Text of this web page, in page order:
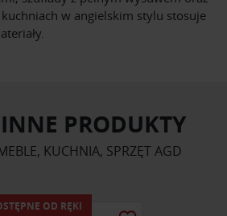
w angielskim stylu stosuje
PRODUKTY
KUCHNIA, SPRZĘT AGD
OD RĘKI